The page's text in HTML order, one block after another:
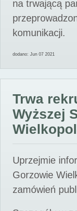
na trwającą
komunikacji.
dodano: Jun 07 2021
Trwa
Wyższej
Uprzejmie
Gorzowie
zamówień